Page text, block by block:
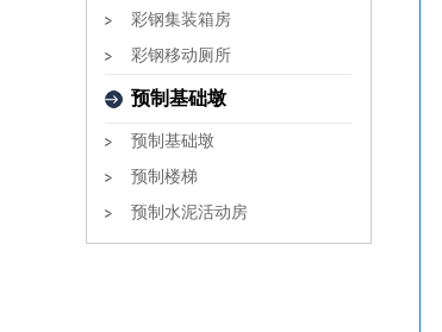
彩钢集装箱房
彩钢移动厕所
预制基础墩
预制基础墩
预制楼梯
预制水泥活动房